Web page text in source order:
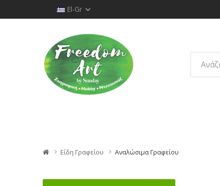
El-Gr
Είδη Γραφείου Αναλώσιμα Γραφείου